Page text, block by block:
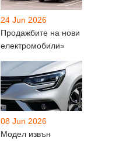
24 Jun 2026
Продажбите на нови
електромобили»
08 Jun 2026
Модел извън